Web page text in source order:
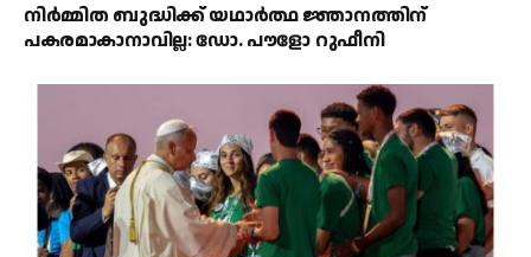
നിർമ്മിത ബുദ്ധിക്ക് യഥാർത്ഥ ജ്ഞാനത്തിന്
പകരമാകാനാവില്ല: ഡോ. പൗളോ റുഫീനി